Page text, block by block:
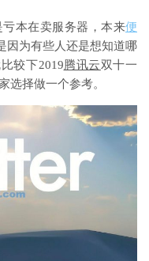
本在卖服务器，本来便
因为有些人还是想知道哪
较下2019腾讯云双十一
选择做一个参考。